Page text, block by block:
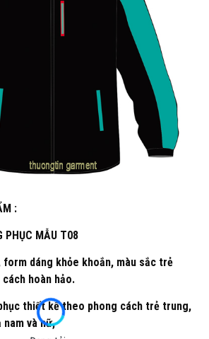
:
PHỤC MẪU T08
dáng khỏe khoắn, màu sắc trẻ
hoàn hảo.
thiết kế theo phong cách trẻ trung,
nam và nữ,